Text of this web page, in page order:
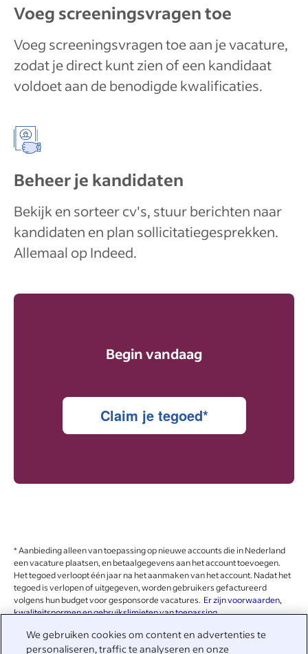
We gebruiken cookies om content en advertenties te
personaliseren, traffic te analyseren en onze
Voeg screeningsvragen toe
Voeg screeningsvragen toe aan je vacature,
zodat je direct kunt zien of een kandidaat
voldoet aan de benodigde kwalificaties.
Beheer je kandidaten
Bekijk en sorteer cv's, stuur berichten naar
kandidaten en plan sollicitatiegesprekken.
Allemaal op Indeed.
Begin vandaag
Claim je tegoed*
* Aanbieding alleen van toepassing op nieuwe accounts die in Nederland
een vacature plaatsen, en betaalgegevens aan het account toevoegen.
Het tegoed verloopt één jaar na het aanmaken van het account. Nadat het
tegoed is verlopen of uitgegeven, worden gebruikers gefactureerd
volgens hun budget voor gesponsorde vacatures. Er zijn voorwaarden,
kwaliteitsnormen en gebruikslimieten van toepassing.